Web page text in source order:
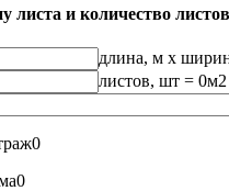
листа и количество листов
длина, м x
листов, шт = 0
0
0